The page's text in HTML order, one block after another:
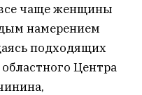
чаще женщины
намерением
подходящих
Центра